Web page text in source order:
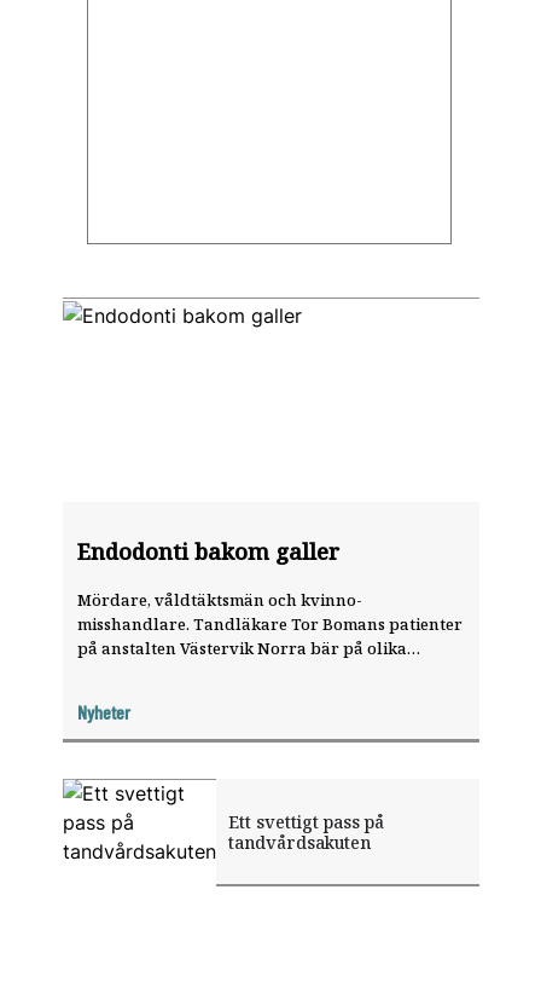
Endodonti bakom galler
Mördare, våldtäktsmän och kvinno­
misshandlare. Tandläkare Tor Bomans patienter
på anstalten ­Västervik Norra bär på olika
Nyheter
Ett svettigt pass på
tandvårdsakuten